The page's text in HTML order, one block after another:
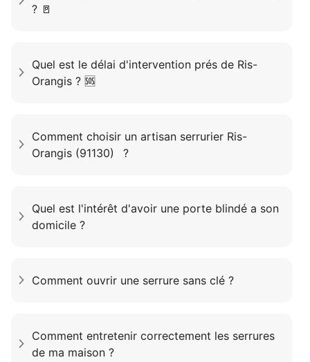
? 🚪
Quel est le délai d'intervention prés de Ris-
Orangis ? 🆘
Comment choisir un artisan serrurier Ris-
Orangis (91130) ?
Quel est l'intérêt d'avoir une porte blindé a son
domicile ?
Comment ouvrir une serrure sans clé ?
Comment entretenir correctement les serrures
de ma maison ?